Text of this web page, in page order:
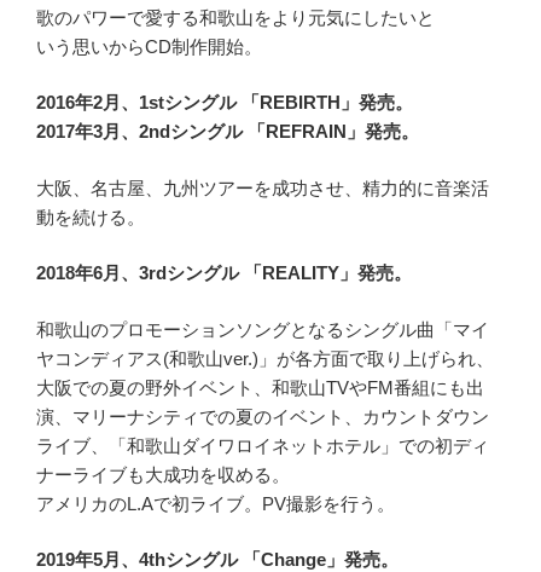
歌のパワーで愛する和歌山をより元気にしたいと
いう思いからCD制作開始。
2016年2月、1stシングル 「REBIRTH」発売。
2017年3月、2ndシングル 「REFRAIN」発売。
大阪、名古屋、九州ツアーを成功させ、精力的に音楽活
動を続ける。
2018年6月、3rdシングル 「REALITY」発売。
和歌山のプロモーションソングとなるシングル曲「マイ
ヤコンディアス(和歌山ver.)」が各方面で取り上げられ、
大阪での夏の野外イベント、和歌山TVやFM番組にも出
演、マリーナシティでの夏のイベント、カウントダウン
ライブ、「和歌山ダイワロイネットホテル」での初ディ
ナーライブも大成功を収める。
アメリカのL.Aで初ライブ。PV撮影を行う。
2019年5月、4thシングル 「Change」発売。